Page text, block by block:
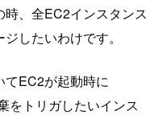
、全EC2インスタンス
したいわけです。
てEC2が起動時に
をトリガしたいインス